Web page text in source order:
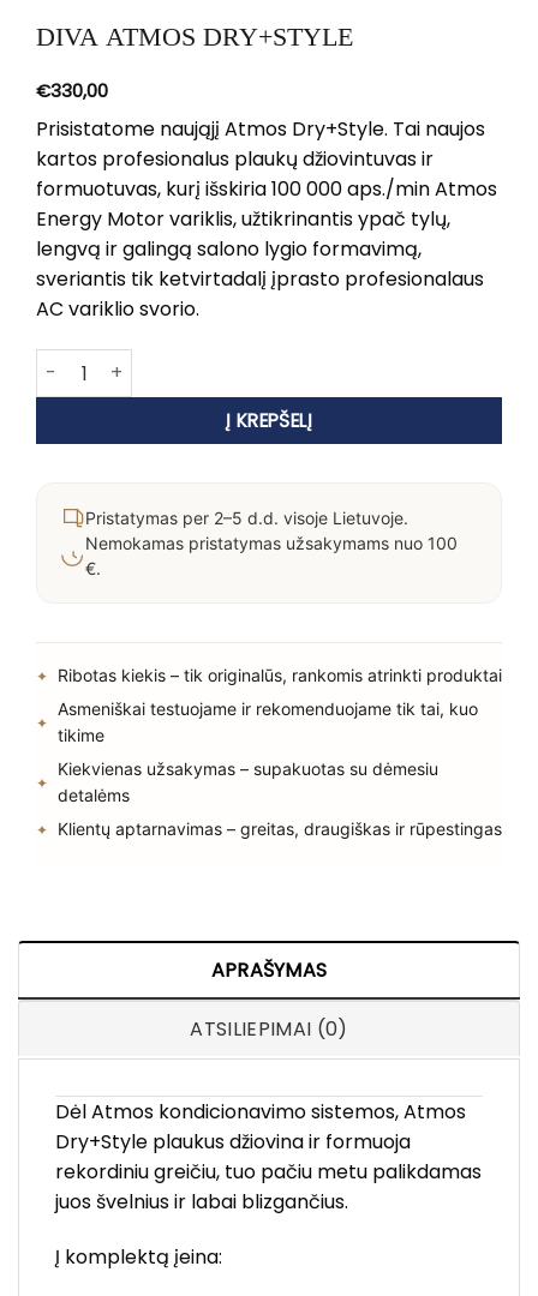
DIVA ATMOS DRY+STYLE
€330,00
Prisistatome naująjį Atmos Dry+Style. Tai naujos
kartos profesionalus plaukų džiovintuvas ir
formuotuvas, kurį išskiria 100 000 aps./min Atmos
Energy Motor variklis, užtikrinantis ypač tylų,
lengvą ir galingą salono lygio formavimą,
sveriantis tik ketvirtadalį įprasto profesionalaus
AC variklio svorio.
produkto kiekis: DIVA ATMOS DRY+STYLE
Į KREPŠELĮ
Pristatymas per 2–5 d.d. visoje Lietuvoje.
Nemokamas pristatymas užsakymams nuo 100
€.
Ribotas kiekis – tik originalūs, rankomis atrinkti produktai
Asmeniškai testuojame ir rekomenduojame tik tai, kuo
tikime
Kiekvienas užsakymas – supakuotas su dėmesiu
detalėms
Klientų aptarnavimas – greitas, draugiškas ir rūpestingas
APRAŠYMAS
ATSILIEPIMAI (0)
Dėl Atmos kondicionavimo sistemos, Atmos
Dry+Style plaukus džiovina ir formuoja
rekordiniu greičiu, tuo pačiu metu palikdamas
juos švelnius ir labai blizgančius.
Į komplektą įeina: